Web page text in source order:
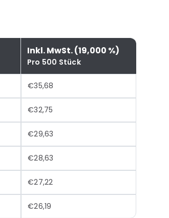
Inkl. MwSt. (19,000 %)
Pro 500 Stück
€35,68
€32,75
€29,63
€28,63
€27,22
€26,19